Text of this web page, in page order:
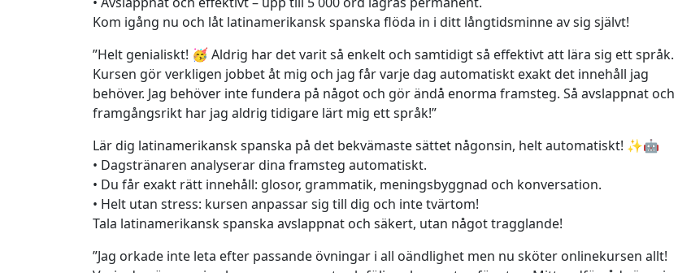
Kom igång nu och låt latinamerikansk spanska flöda in i ditt långtidsminne av sig självt!
”Helt genialiskt! 🥳 Aldrig har det varit så enkelt och samtidigt så effektivt att lära sig ett språk.
Kursen gör verkligen jobbet åt mig och jag får varje dag automatiskt exakt det innehåll jag
behöver. Jag behöver inte fundera på något och gör ändå enorma framsteg. Så avslappnat och
framgångsrikt har jag aldrig tidigare lärt mig ett språk!”
Lär dig latinamerikansk spanska på det bekvämaste sättet någonsin, helt automatiskt! ✨🤖
• Dagstränaren analyserar dina framsteg automatiskt.
• Du får exakt rätt innehåll: glosor, grammatik, meningsbyggnad och konversation.
• Helt utan stress: kursen anpassar sig till dig och inte tvärtom!
Tala latinamerikansk spanska avslappnat och säkert, utan något tragglande!
”Jag orkade inte leta efter passande övningar i all oändlighet men nu sköter onlinekursen allt!